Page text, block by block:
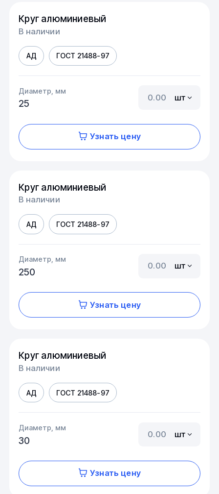
Круг алюминиевый
В наличии
АД ГОСТ 21488-97
Диаметр, мм
25
шт
Узнать цену
Круг алюминиевый
В наличии
АД ГОСТ 21488-97
Диаметр, мм
250
шт
Узнать цену
Круг алюминиевый
В наличии
АД ГОСТ 21488-97
Диаметр, мм
30
шт
Узнать цену